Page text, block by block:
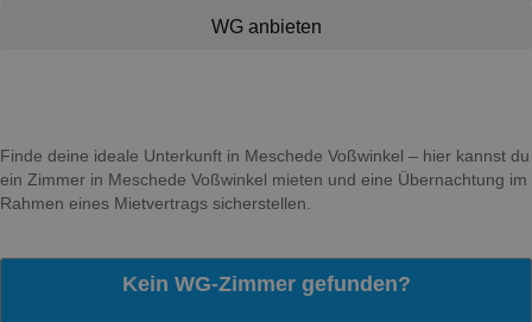
WG anbieten
Finde deine ideale Unterkunft in Meschede Voßwinkel – hier kannst du
ein Zimmer in Meschede Voßwinkel mieten und eine Übernachtung im
Rahmen eines Mietvertrags sicherstellen.
Kein WG-Zimmer gefunden?